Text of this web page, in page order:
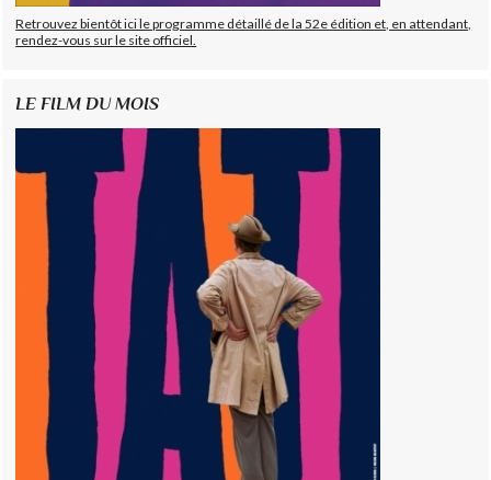
Retrouvez bientôt ici le programme détaillé de la 52e édition et, en attendant,
rendez-vous sur le site officiel.
LE FILM DU MOIS